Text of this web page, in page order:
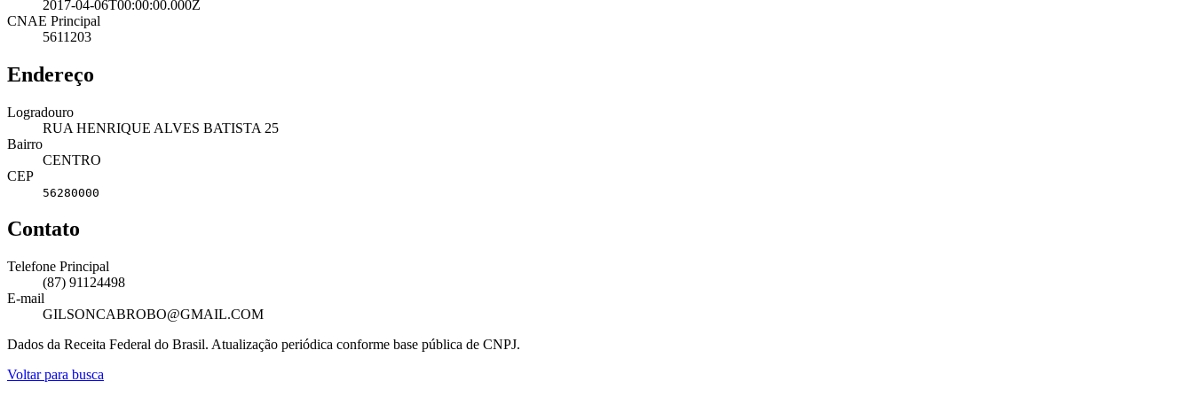
2017-04-06T00:00:00.000Z
CNAE Principal
5611203
Endereço
Logradouro
RUA HENRIQUE ALVES BATISTA 25
Bairro
CENTRO
CEP
56280000
Contato
Telefone Principal
(87) 91124498
E-mail
GILSONCABROBO@GMAIL.COM
Dados da Receita Federal do Brasil. Atualização periódica conforme base pública de CNPJ.
Voltar para busca